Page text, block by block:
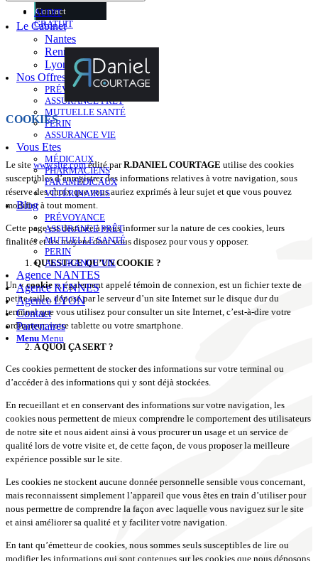
Contact
AUDIT
GRATUIT
Le Cabinet
Nantes
Rennes
Lyon
Nos Offres
PRÉVOYANCE
ASSURANCE PRÊT
MUTUELLE SANTÉ
PERIN
ASSURANCE VIE
Vous Etes
MÉDICAUX
PHARMACIENS
PARAMÉDICAUX
VÉTÉRINAIRES
Blog
PRÉVOYANCE
ASSURANCE PRÊT
MUTUELLE SANTÉ
PERIN
ASSURANCE VIE
Agence NANTES
Agence RENNES
Agence LYON
Contact
Partenaires
Menu Menu
COOKIES
Le site www.site.comédité parR.DANIEL COURTAGE utilise des cookies
susceptibles d’enregistrer des informations relatives à votre navigation, sous
réserve des choix que vous auriez exprimés à leur sujet et que vous pouvez
modifier à tout moment.
Cette page est destinée à vous informer sur la nature de ces cookies, leurs
finalités et les moyens dont vous disposez pour vous y opposer.
QU’EST-CE QU’UN COOKIE ?
Un «cookie», également appelé témoin de connexion, est un fichier texte de
petite taille, déposé par le serveur d’un site Internet sur le disque dur du
terminal que vous utilisez pour consulter un site Internet, c’est-à-dire votre
ordinateur, votre tablette ou votre smartphone.
A QUOI ÇA SERT ?
Ces cookies permettent de stocker des informations sur votre terminal ou
d’accéder à des informations qui y sont déjà stockées.
En recueillant et en conservant des informations sur votre navigation, les
cookies nous permettent de mieux comprendre le comportement des utilisateurs
de notre site et nous aident ainsi à vous procurer un usage et un service de
qualité lors de votre visite et, de cette façon, de vous proposer la meilleure
expérience possible sur le site.
Les cookies ne stockent aucune donnée personnelle sensible vous concernant,
mais reconnaissent simplement l’appareil que vous êtes en train d’utiliser pour
nous permettre de comprendre la façon avec laquelle vous naviguez sur le site
et ainsi améliorer sa qualité et y faciliter votre navigation.
En tant qu’émetteur de cookies, nous sommes seuls susceptibles de lire ou
modifier les informations qui sont contenues sur les cookies que nous déposons